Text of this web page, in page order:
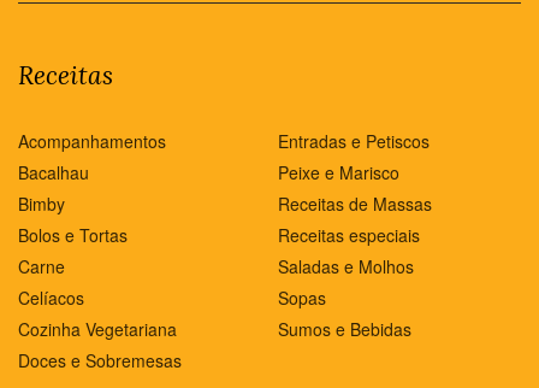
Receitas
Acompanhamentos
Bacalhau
Bimby
Bolos e Tortas
Carne
Celíacos
Cozinha Vegetariana
Doces e Sobremesas
Entradas e Petiscos
Peixe e Marisco
Receitas de Massas
Receitas especiais
Saladas e Molhos
Sopas
Sumos e Bebidas